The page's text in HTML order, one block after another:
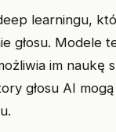
learningu,
głosu. Modele
im naukę
głosu AI